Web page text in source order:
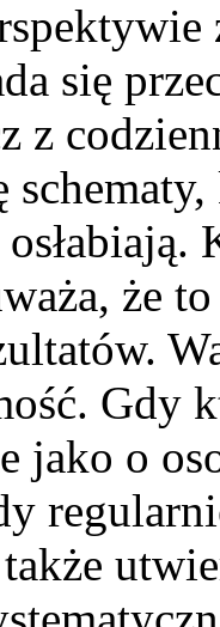
się
z
że
Gdy
jako o